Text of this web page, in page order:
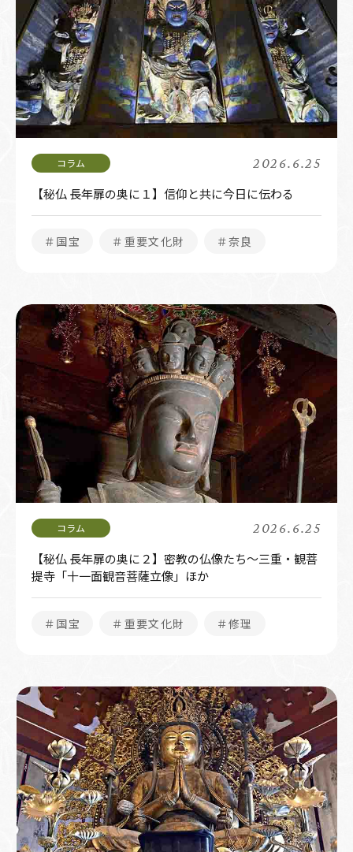
2026.6.25
【秘仏 長年扉の奥に１】信仰と共に今日に伝わる
＃国宝 ＃重要文化財 ＃奈良
2026.6.25
【秘仏 長年扉の奥に２】密教の仏像たち～三重・観菩
提寺「十一面観音菩薩立像」ほか
＃国宝 ＃重要文化財 ＃修理